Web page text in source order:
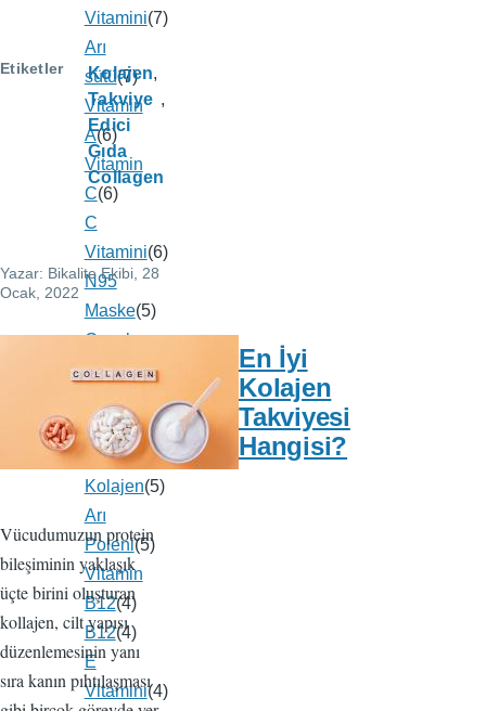
Etiketler
Kolajen
Takviye
Edici
Gıda
Collagen
Yazar: Bikalite Ekibi , 28
Ocak, 2022
En İyi
Kolajen
Takviyesi
Hangisi?
Vücudumuzun protein
bileşiminin yaklaşık
üçte birini oluşturan
kollajen, cilt yapısı
düzenlemesinin yanı
sıra kanın pıhtılaşması
Vitamini(7)
Arı
sütü(7)
Vitamin
A(6)
Vitamin
C(6)
C
Vitamini(6)
N95
Maske(5)
Çocuk
Maskesi(5)
Vitamini(5)
Collagen(5)
Kolajen(5)
Arı
Poleni(5)
Vitamin
B12(4)
B12(4)
E
Vitamini(4)